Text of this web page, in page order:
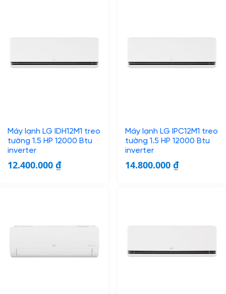
Máy lạnh LG IDH12M1 treo
tường 1.5 HP 12000 Btu
inverter
12.400.000 ₫
Máy lạnh LG IPC12M1 treo
tường 1.5 HP 12000 Btu
inverter
14.800.000 ₫